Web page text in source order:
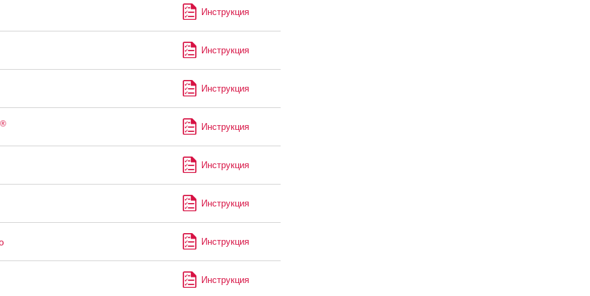
Инструкция
Инструкция
Инструкция
® Инструкция
Инструкция
Инструкция
Инструкция
Инструкция